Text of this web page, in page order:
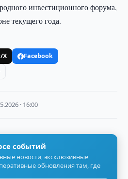
инвестиционного форума,
текущего года.
X
Facebook
· 16:00
событий
новости, эксклюзивные
обновления там, где